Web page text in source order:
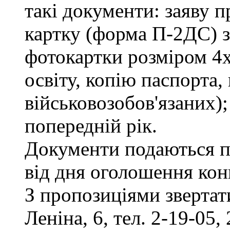
такі документи: заяву
картку (форма П-2ДС) з
фотокартки розміром
освіту, копію
попередній рік.
Документи подаються
від дня оголошення
З пропозиціями
Леніна, 6, тел. 2-19-05,